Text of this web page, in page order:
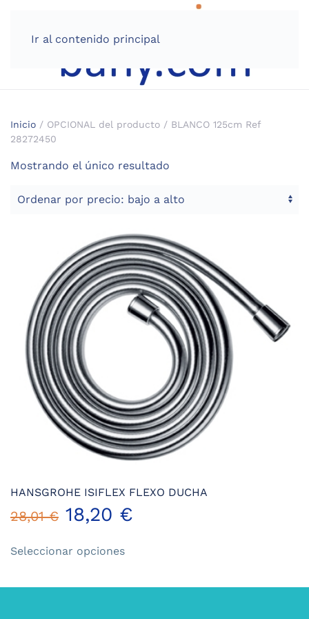
Ir al contenido principal
Inicio / OPCIONAL del producto / BLANCO 125cm Ref
28272450
Mostrando el único resultado
HANSGROHE ISIFLEX FLEXO DUCHA
28,01€ 18,20 €
Seleccionar opcionesproducto
múltiples